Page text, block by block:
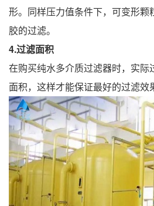
形。同样压力值条件下，可变形颗
胶的过滤。
4.过滤面积
在购买纯水多介质过滤器时，实际
面积，这样才能保证最好的过滤效